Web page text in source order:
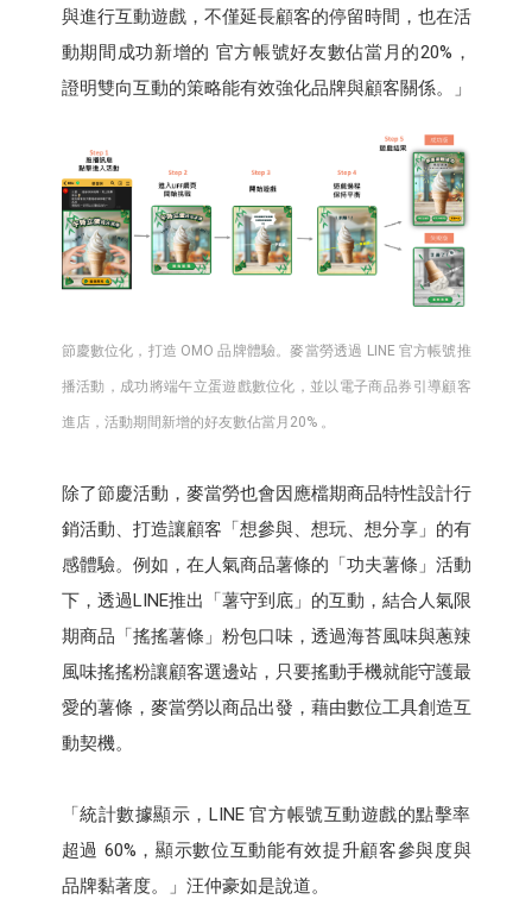
與進行互動遊戲，不僅延長顧客的停留時間，也在活
動期間成功新增的 官方帳號好友數佔當月的20%，
證明雙向互動的策略能有效強化品牌與顧客關係。」
節慶數位化，打造 OMO 品牌體驗。麥當勞透過 LINE 官方帳號推
播活動，成功將端午立蛋遊戲數位化，並以電子商品券引導顧客
進店，活動期間新增的好友數佔當月20% 。
除了節慶活動，麥當勞也會因應檔期商品特性設計行
銷活動、打造讓顧客「想參與、想玩、想分享」的有
感體驗。例如，在人氣商品薯條的「功夫薯條」活動
下，透過LINE推出「薯守到底」的互動，結合人氣限
期商品「搖搖薯條」粉包口味，透過海苔風味與蔥辣
風味搖搖粉讓顧客選邊站，只要搖動手機就能守護最
愛的薯條，麥當勞以商品出發，藉由數位工具創造互
動契機。
「統計數據顯示，LINE 官方帳號互動遊戲的點擊率
超過 60%，顯示數位互動能有效提升顧客參與度與
品牌黏著度。」汪仲豪如是說道。